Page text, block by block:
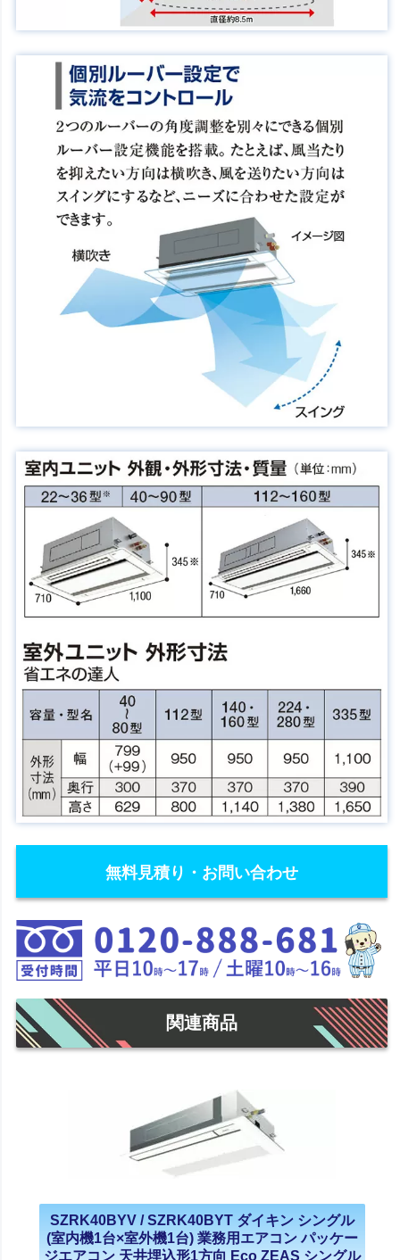
無料見積り・お問い合わせ
関連商品
SZRK40BYV / SZRK40BYT ダイキン シングル
(室内機1台×室外機1台) 業務用エアコン パッケー
ジエアコン 天井埋込形1方向 Eco ZEAS シングル